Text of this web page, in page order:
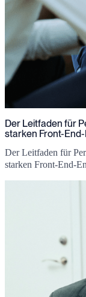
Der Leitfaden für
starken Front-
Der Leitfaden für
starken Front-End-